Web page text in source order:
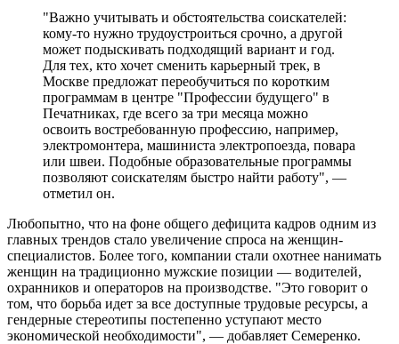
"Важно учитывать и обстоятельства соискателей:
кому-то нужно трудоустроиться срочно, а другой
может подыскивать подходящий вариант и год.
Для тех, кто хочет сменить карьерный трек, в
Москве предложат переобучиться по коротким
программам в центре "Профессии будущего" в
Печатниках, где всего за три месяца можно
освоить востребованную профессию, например,
электромонтера, машиниста электропоезда, повара
или швеи. Подобные образовательные программы
позволяют соискателям быстро найти работу", —
отметил он.
Любопытно, что на фоне общего дефицита кадров одним из
главных трендов стало увеличение спроса на женщин-
специалистов. Более того, компании стали охотнее нанимать
женщин на традиционно мужские позиции — водителей,
охранников и операторов на производстве. "Это говорит о
том, что борьба идет за все доступные трудовые ресурсы, а
гендерные стереотипы постепенно уступают место
экономической необходимости", — добавляет Семеренко.